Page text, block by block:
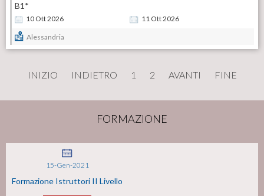
10 Ott2026 11 Ott2026
B1*
Alessandria
INIZIO INDIETRO 1 2 AVANTI FINE
FORMAZIONE
15-Gen-2021
Formazione Istruttori II Livello